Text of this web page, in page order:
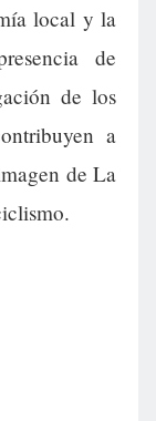
local y la
de
de los
a
de La